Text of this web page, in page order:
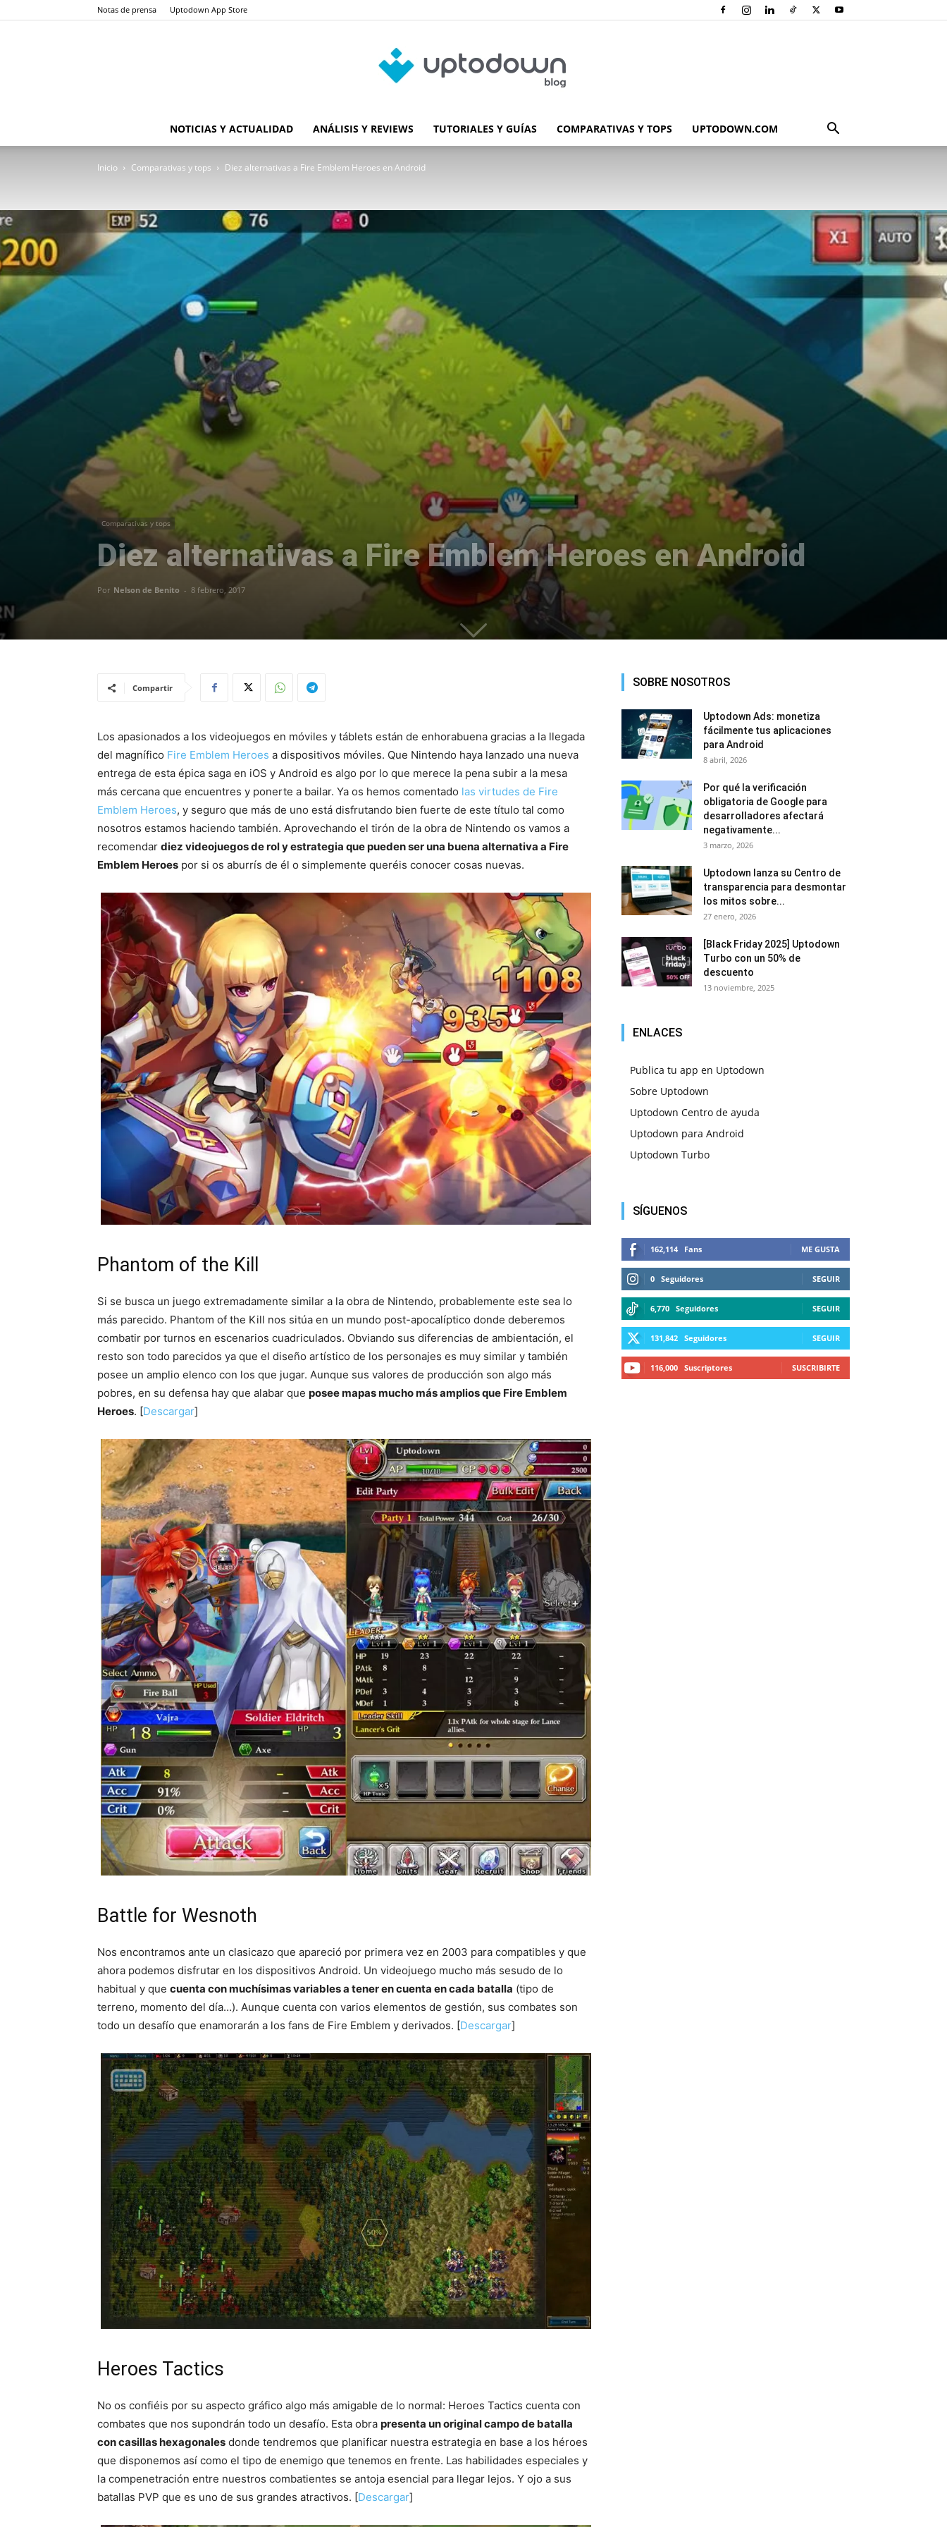
Notas de prensa Uptodown App Store
Blog
de
Uptodown
NOTICIAS Y ACTUALIDAD ANÁLISIS Y REVIEWS TUTORIALES Y GUÍAS COMPARATIVAS Y TOPS UPTODOWN.COM
Inicio Comparativas y tops Diez alternativas a Fire Emblem Heroes en Android
Comparativas y tops
Diez alternativas a Fire Emblem Heroes en Android
Por Nelson de Benito - 8 febrero, 2017
Compartir
Los apasionados a los videojuegos en móviles y táblets están de enhorabuena gracias a la llegada
del magnífico Fire Emblem Heroes a dispositivos móviles. Que Nintendo haya lanzado una nueva
entrega de esta épica saga en iOS y Android es algo por lo que merece la pena subir a la mesa
más cercana que encuentres y ponerte a bailar. Ya os hemos comentado las virtudes de Fire
Emblem Heroes, y seguro que más de uno está disfrutando bien fuerte de este título tal como
nosotros estamos haciendo también. Aprovechando el tirón de la obra de Nintendo os vamos a
recomendar diez videojuegos de rol y estrategia que pueden ser una buena alternativa a Fire
Emblem Heroes por si os aburrís de él o simplemente queréis conocer cosas nuevas.
Phantom of the Kill
Si se busca un juego extremadamente similar a la obra de Nintendo, probablemente este sea lo
más parecido. Phantom of the Kill nos sitúa en un mundo post-apocalíptico donde deberemos
combatir por turnos en escenarios cuadriculados. Obviando sus diferencias de ambientación, el
resto son todo parecidos ya que el diseño artístico de los personajes es muy similar y también
posee un amplio elenco con los que jugar. Aunque sus valores de producción son algo más
pobres, en su defensa hay que alabar que posee mapas mucho más amplios que Fire Emblem
Heroes. [Descargar]
Battle for Wesnoth
Nos encontramos ante un clasicazo que apareció por primera vez en 2003 para compatibles y que
ahora podemos disfrutar en los dispositivos Android. Un videojuego mucho más sesudo de lo
habitual y que cuenta con muchísimas variables a tener en cuenta en cada batalla (tipo de
terreno, momento del día…). Aunque cuenta con varios elementos de gestión, sus combates son
todo un desafío que enamorarán a los fans de Fire Emblem y derivados. [Descargar]
Heroes Tactics
No os confiéis por su aspecto gráfico algo más amigable de lo normal: Heroes Tactics cuenta con
combates que nos supondrán todo un desafío. Esta obra presenta un original campo de batalla
con casillas hexagonales donde tendremos que planificar nuestra estrategia en base a los héroes
que disponemos así como el tipo de enemigo que tenemos en frente. Las habilidades especiales y
la compenetración entre nuestros combatientes se antoja esencial para llegar lejos. Y ojo a sus
batallas PVP que es uno de sus grandes atractivos. [Descargar]
SOBRE NOSOTROS
Uptodown Ads: monetiza
fácilmente tus aplicaciones
para Android
8 abril, 2026
Por qué la verificación
obligatoria de Google para
desarrolladores afectará
negativamente...
3 marzo, 2026
Uptodown lanza su Centro de
transparencia para desmontar
los mitos sobre...
27 enero, 2026
[Black Friday 2025] Uptodown
Turbo con un 50% de
descuento
13 noviembre, 2025
ENLACES
Publica tu app en Uptodown
Sobre Uptodown
Uptodown Centro de ayuda
Uptodown para Android
Uptodown Turbo
SÍGUENOS
162,114 Fans ME GUSTA
0 Seguidores SEGUIR
6,770 Seguidores SEGUIR
131,842 Seguidores SEGUIR
116,000 Suscriptores SUSCRIBIRTE